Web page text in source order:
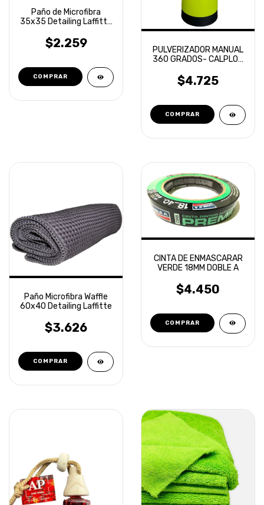
Paño de Microfibra
35x35 Detailing Laffitte
$2.259
PULVERIZADOR MANUAL
360 GRADOS- CALPLOT
$4.725
Paño Microfibra Waffle
60x40 Detailing Laffitte
$3.626
CINTA DE ENMASCARAR
VERDE 18MM DOBLE A
$4.450